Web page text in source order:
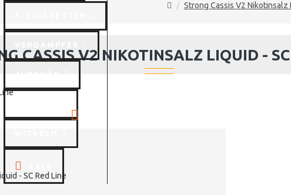
Strong Cassis V2 Nikotinsalz
CASSIS V2 NIKOTINSALZ LIQUID -
- SC Red Line